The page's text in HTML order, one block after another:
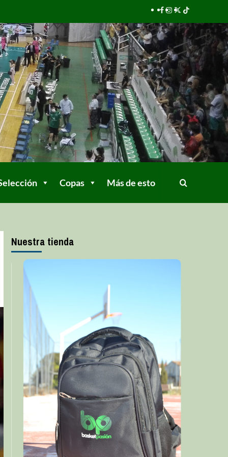
Copas Más de esto
Nuestra tienda